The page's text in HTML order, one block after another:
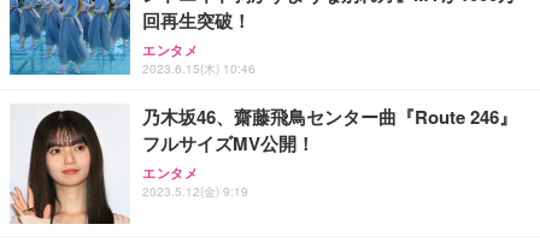
回再生突破！
エンタメ
2023.6.15(木) 10:46
乃木坂46、齋藤飛鳥センター曲『Route 246』
フルサイズMV公開！
エンタメ
2023.5.12(金) 9:19